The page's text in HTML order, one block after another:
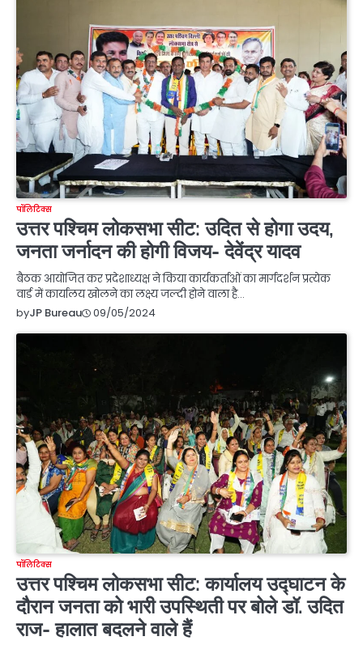
पॉलिटिक्स
उत्तर पश्चिम लोकसभा सीट: उदित से होगा उदय,
जनता जर्नादन की होगी विजय- देवेंद्र यादव
बैठक आयोजित कर प्रदेशाध्यक्ष ने किया कार्यकर्ताओं का मार्गदर्शन प्रत्येक
वार्ड में कार्यालय खोलने का लक्ष्य जल्दी होने वाला है…
byJP Bureau 09/05/2024
पॉलिटिक्स
उत्तर पश्चिम लोकसभा सीट: कार्यालय उद्घाटन के
दौरान जनता को भारी उपस्थिती पर बोले डॉ. उदित
राज- हालात बदलने वाले हैं